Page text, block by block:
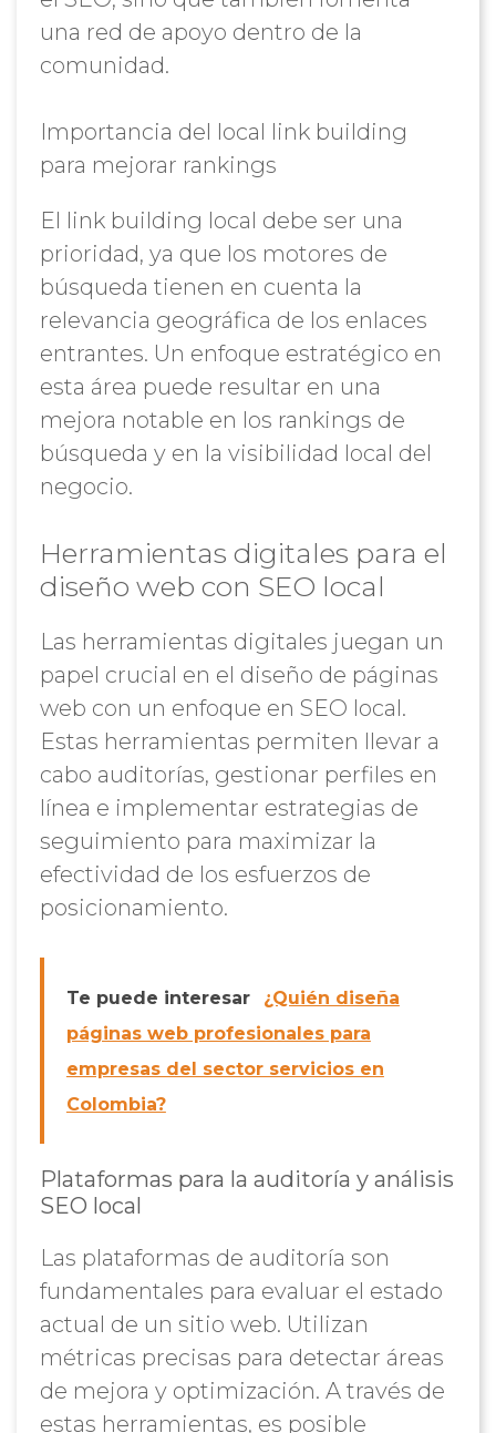
una red de apoyo dentro de la
comunidad.
Importancia del local link building
para mejorar rankings
El link building local debe ser una
prioridad, ya que los motores de
búsqueda tienen en cuenta la
relevancia geográfica de los enlaces
entrantes. Un enfoque estratégico en
esta área puede resultar en una
mejora notable en los rankings de
búsqueda y en la visibilidad local del
negocio.
Herramientas digitales para el
diseño web con SEO local
Las herramientas digitales juegan un
papel crucial en el diseño de páginas
web con un enfoque en SEO local.
Estas herramientas permiten llevar a
cabo auditorías, gestionar perfiles en
línea e implementar estrategias de
seguimiento para maximizar la
efectividad de los esfuerzos de
posicionamiento.
Te puede interesar
¿Quién diseña
páginas web profesionales para
empresas del sector servicios en
Colombia?
Plataformas para la auditoría y análisis
SEO local
Las plataformas de auditoría son
fundamentales para evaluar el estado
actual de un sitio web. Utilizan
métricas precisas para detectar áreas
de mejora y optimización. A través de
estas herramientas, es posible